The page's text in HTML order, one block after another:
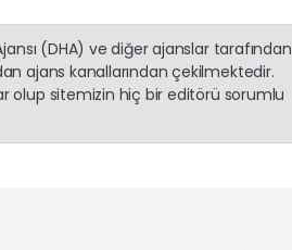
(DHA) ve diğer ajanslar tarafından
ajans kanallarından çekilmektedir.
olup sitemizin hiç bir editörü sorumlu